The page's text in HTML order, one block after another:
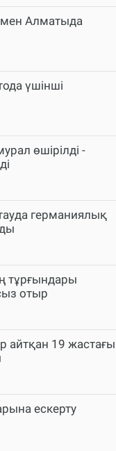
мен Алматыда
үшінші
өшірілді -
германиялық
тұрғындары
отыр
айтқан 19 жастағы
ескерту